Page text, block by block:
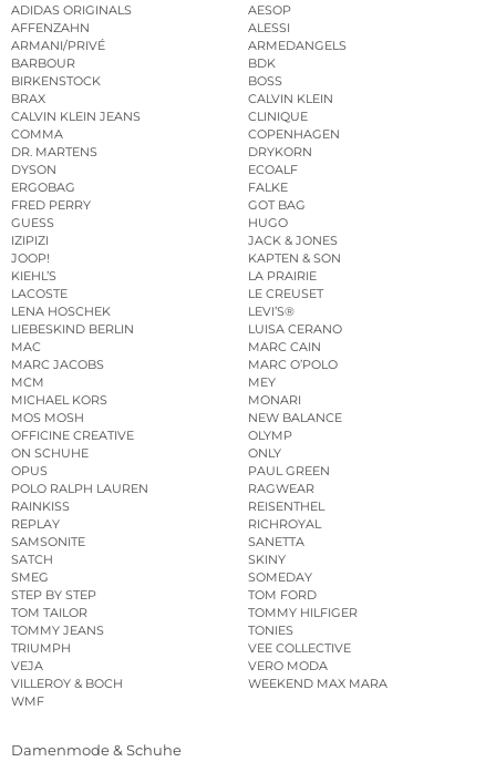
ADIDAS ORIGINALS
AESOP
AFFENZAHN
ALESSI
ARMANI/PRIVÉ
ARMEDANGELS
BARBOUR
BDK
BIRKENSTOCK
BOSS
BRAX
CALVIN KLEIN
CALVIN KLEIN JEANS
CLINIQUE
COMMA
COPENHAGEN
DR. MARTENS
DRYKORN
DYSON
ECOALF
ERGOBAG
FALKE
FRED PERRY
GOT BAG
GUESS
HUGO
IZIPIZI
JACK & JONES
JOOP!
KAPTEN & SON
KIEHL’S
LA PRAIRIE
LACOSTE
LE CREUSET
LENA HOSCHEK
LEVI’S®
LIEBESKIND BERLIN
LUISA CERANO
MAC
MARC CAIN
MARC JACOBS
MARC O’POLO
MCM
MEY
MICHAEL KORS
MONARI
MOS MOSH
NEW BALANCE
OFFICINE CREATIVE
OLYMP
ON SCHUHE
ONLY
OPUS
PAUL GREEN
POLO RALPH LAUREN
RAGWEAR
RAINKISS
REISENTHEL
REPLAY
RICHROYAL
SAMSONITE
SANETTA
SATCH
SKINY
SMEG
SOMEDAY
STEP BY STEP
TOM FORD
TOM TAILOR
TOMMY HILFIGER
TOMMY JEANS
TONIES
TRIUMPH
VEE COLLECTIVE
VEJA
VERO MODA
VILLEROY & BOCH
WEEKEND MAX MARA
WMF
Damenmode & Schuhe